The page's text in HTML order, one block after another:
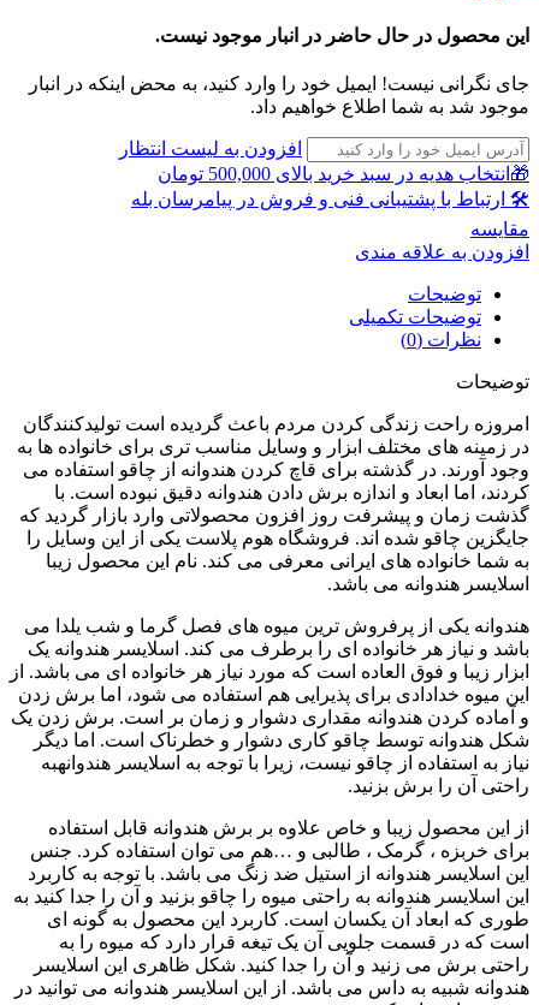
این محصول در حال حاضر در انبار موجود نیست.
جای نگرانی نیست! ایمیل خود را وارد کنید، به محض اینکه در انبار
موجود شد به شما اطلاع خواهیم داد.
افزودن به لیست انتظار
🎁انتخاب هدیه در سبد خرید بالای 500,000 تومان
🛠 ارتباط با پشتیبانی فنی و فروش در پیامرسان بله
مقايسه
افزودن به علاقه مندی
توضیحات
توضیحات تکمیلی
نظرات (0)
توضیحات
امروزه راحت زندگی کردن مردم باعث گردیده است تولیدکنندگان
در زمینه های مختلف ابزار و وسایل مناسب تری برای خانواده ها به
وجود آورند. در گذشته برای قاچ کردن هندوانه از چاقو استفاده می
کردند، اما ابعاد و اندازه برش دادن هندوانه دقیق نبوده است. با
گذشت زمان و پیشرفت روز افزون محصولاتی وارد بازار گردید که
جایگزین چاقو شده اند. فروشگاه هوم پلاست یکی از این وسایل را
به شما خانواده های ایرانی معرفی می کند. نام این محصول زیبا
اسلایسر هندوانه می باشد.
هندوانه یکی از پرفروش ترین میوه های فصل گرما و شب یلدا می
باشد و نیاز هر خانواده ای را برطرف می کند. اسلایسر هندوانه یک
ابزار زیبا و فوق العاده است که مورد نیاز هر خانواده ای می باشد. از
این میوه خدادادی برای پذیرایی هم استفاده می شود، اما برش زدن
و آماده کردن هندوانه مقداری دشوار و زمان بر است. برش زدن یک
شکل هندوانه توسط چاقو کاری دشوار و خطرناک است. اما دیگر
نیاز به استفاده از چاقو نیست، زیرا با توجه به اسلایسر هندوانهبه
راحتی آن را برش بزنید.
از این محصول زیبا و خاص علاوه بر برش هندوانه قابل استفاده
برای خربزه ، گرمک ، طالبی و …هم می توان استفاده کرد. جنس
این اسلایسر هندوانه از استیل ضد زنگ می باشد. با توجه به کاربرد
این اسلایسر هندوانه به راحتی میوه را چاقو بزنید و آن را جدا کنید به
طوری که ابعاد آن یکسان است. کاربرد این محصول به گونه ای
است که در قسمت جلویی آن یک تیغه قرار دارد که میوه را به
راحتی برش می زنید و آن را جدا کنید. شکل ظاهری این اسلایسر
هندوانه شبیه به داس می باشد. از این اسلایسر هندوانه می توانید در